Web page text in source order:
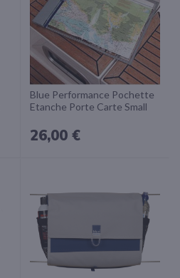
Blue Performance Pochette
Etanche Porte Carte Small
26,00 €